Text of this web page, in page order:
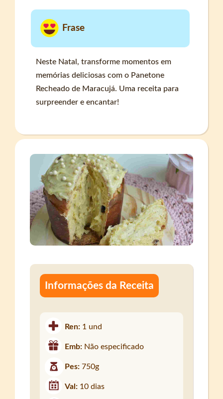
Frase
Neste Natal, transforme momentos em
memórias deliciosas com o Panetone
Recheado de Maracujá. Uma receita para
surpreender e encantar!
Informações da Receita
Ren: 1 und
Emb: Não especificado
Pes:750g
Val: 10 dias